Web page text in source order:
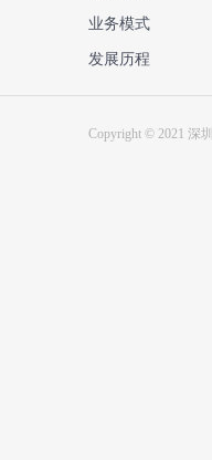
业务模式
发展历程
Copyright © 2021 深